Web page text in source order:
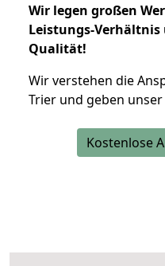
Wir legen großen
Leistungs-
Qualität!
Wir verstehen die
Trier und geben
Kostenlose